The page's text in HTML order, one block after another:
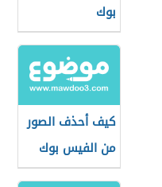
بوك
كيف أحذف الصور
من الفيس بوك